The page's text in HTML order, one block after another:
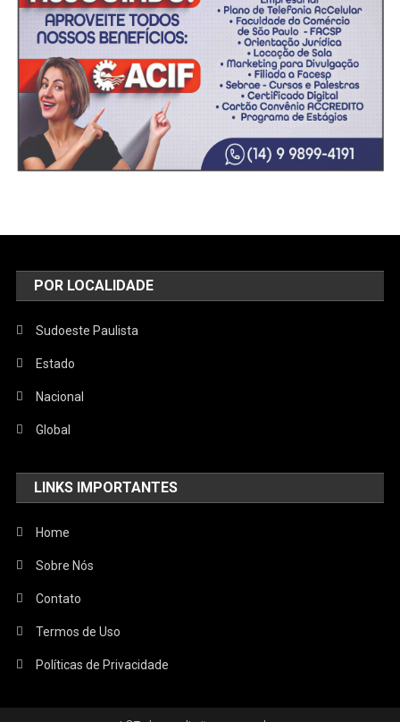
POR LOCALIDADE
Sudoeste Paulista
Estado
Nacional
Global
LINKS IMPORTANTES
Home
Sobre Nós
Contato
Termos de Uso
Políticas de Privacidade